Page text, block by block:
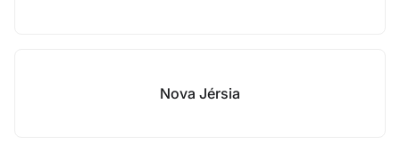
Nova Jérsia